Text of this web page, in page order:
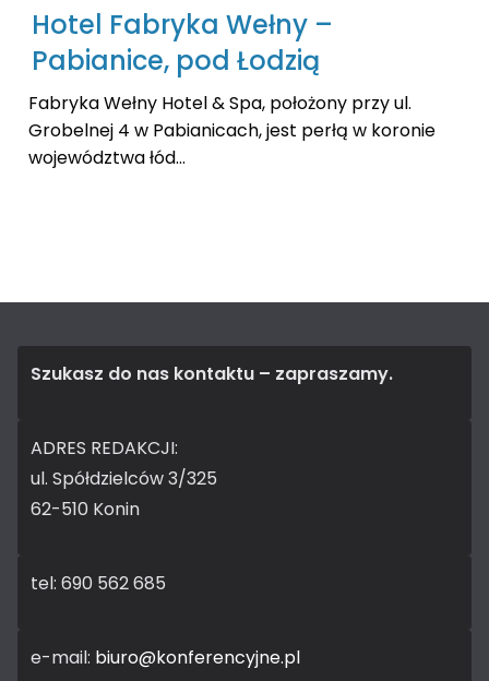
Hotel Fabryka Wełny –
Pabianice, pod Łodzią
Fabryka Wełny Hotel & Spa, położony przy ul.
Grobelnej 4 w Pabianicach, jest perłą w koronie
województwa łód...
Szukasz do nas kontaktu – zapraszamy.
ADRES REDAKCJI:
ul. Spółdzielców 3/325
62-510 Konin
tel: 690 562 685
e-mail: biuro@konferencyjne.pl